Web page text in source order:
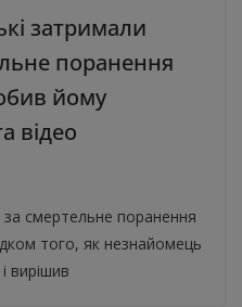
затримали
поранення
йому
відео
за смертельне поранення
того, як незнайомець
вирішив